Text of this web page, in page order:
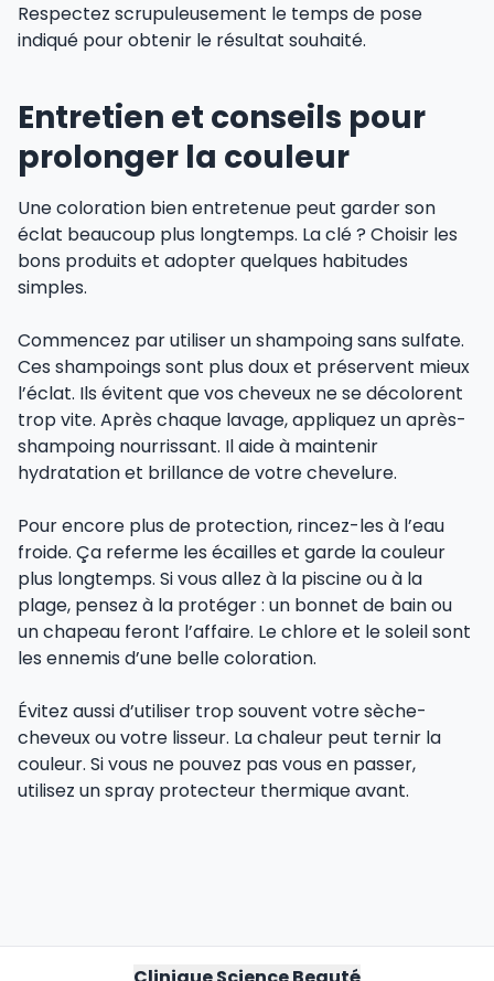
Respectez scrupuleusement le temps de pose
indiqué pour obtenir le résultat souhaité.
Entretien et conseils pour
prolonger la couleur
Une coloration bien entretenue peut garder son
éclat beaucoup plus longtemps. La clé ? Choisir les
bons produits et adopter quelques habitudes
simples.
Commencez par utiliser un shampoing sans sulfate.
Ces shampoings sont plus doux et préservent mieux
l’éclat. Ils évitent que vos cheveux ne se décolorent
trop vite. Après chaque lavage, appliquez un après-
shampoing nourrissant. Il aide à maintenir
hydratation et brillance de votre chevelure.
Pour encore plus de protection, rincez-les à l’eau
froide. Ça referme les écailles et garde la couleur
plus longtemps. Si vous allez à la piscine ou à la
plage, pensez à la protéger : un bonnet de bain ou
un chapeau feront l’affaire. Le chlore et le soleil sont
les ennemis d’une belle coloration.
Évitez aussi d’utiliser trop souvent votre sèche-
cheveux ou votre lisseur. La chaleur peut ternir la
couleur. Si vous ne pouvez pas vous en passer,
utilisez un spray protecteur thermique avant.